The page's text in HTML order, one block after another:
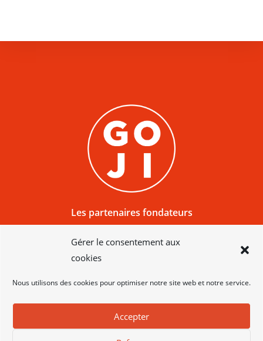
Gérer le consentement aux
cookies
Nous utilisons des cookies pour optimiser notre site web et notre service.
Accepter
Les partenaires fondateurs
du Réseau GOJI sont situés :
23 rue Sala, 69002 Lyon, France